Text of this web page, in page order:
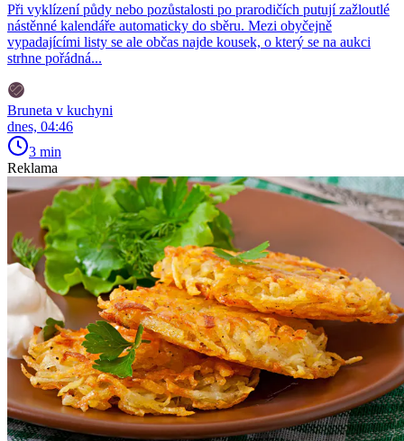
Při vyklízení půdy nebo pozůstalosti po prarodičích putují zažloutlé
nástěnné kalendáře automaticky do sběru. Mezi obyčejně
vypadajícími listy se ale občas najde kousek, o který se na aukci
strhne pořádná...
Bruneta v kuchyni
dnes, 04:46
3 min
Reklama